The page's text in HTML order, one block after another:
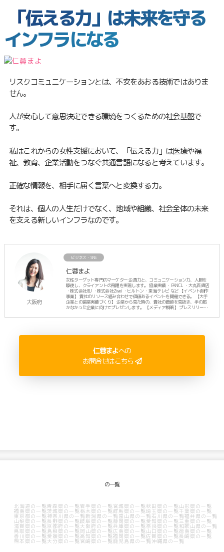
「伝える力」は未来を守る
インフラになる
リスクコミュニケーションとは、不安をあおる技術ではありま
せん。
人が安心して意思決定できる環境をつくるための社会基盤で
す。
私はこれからの女性支援において、「伝える力」は医療や福
祉、教育、企業活動をつなぐ共通言語になると考えています。
正確な情報を、相手に届く言葉へと変換する力。
それは、個人の人生だけでなく、地域や組織、社会全体の未来
を支える新しいインフラなのです。
大阪府
ビジネス・SNS
仁蓉まよ
女性ターゲット専門のマーケター 企画力と、コミュニケーション力、人脈を
駆使し、クライアントの飛躍を実現します。 協業実績 ・FANCL ・大丸百貨店
・株式会社IBJ ・株式会社Zwei ・ヒルトン ・東海テレビ など 【イベント創作
事業】 貴社のリソース組み合わせで価値あるイベントを開催できる。 【大手
企業との協業実績づくり】 企業から見た時の、貴社の価値を見抜き、手の届
かなかった企業に向けてプレゼンします。 【メディア戦略】 プレスリリース
ートは、3人のママ。
仁蓉まよへの
お問合せはこちら
の一覧
北海道の一覧青森県の一覧岩手県の一覧宮城県の一覧秋田県の一覧山形県の一覧
福島県の一覧茨城県の一覧栃木県の一覧群馬県の一覧埼玉県の一覧千葉県の一覧
東京都の一覧神奈川県の一覧新潟県の一覧富山県の一覧石川県の一覧福井県の一覧
山梨県の一覧長野県の一覧岐阜県の一覧静岡県の一覧愛知県の一覧三重県の一覧
滋賀県の一覧京都府の一覧大阪府の一覧兵庫県の一覧奈良県の一覧和歌山県の一覧
鳥取県の一覧島根県の一覧岡山県の一覧広島県の一覧山口県の一覧徳島県の一覧
香川県の一覧愛媛県の一覧高知県の一覧福岡県の一覧佐賀県の一覧長崎県の一覧
熊本県の一覧大分県の一覧宮崎県の一覧鹿児島県の一覧沖縄県の一覧